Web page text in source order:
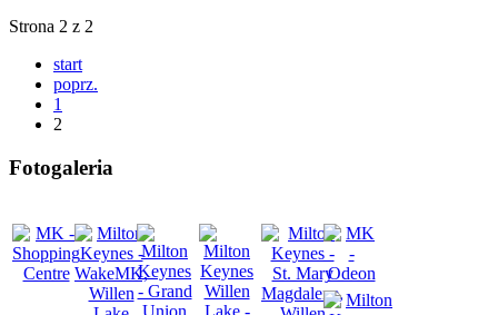
Strona 2 z 2
start
poprz.
1
2
Fotogaleria